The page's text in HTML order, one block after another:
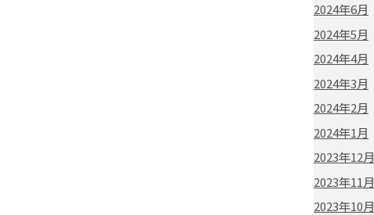
2024年6月
2024年5月
2024年4月
2024年3月
2024年2月
2024年1月
2023年12月
2023年11月
2023年10月